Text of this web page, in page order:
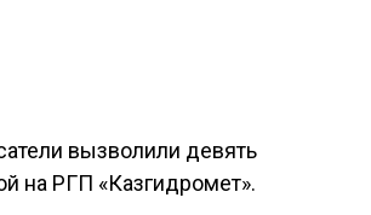
вызволили девять
на РГП «Казгидромет».